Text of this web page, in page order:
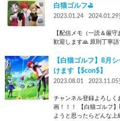
白猫ゴルフ⛳
2023.01.24 2024.01.29
【配信メモ（一読＆厳
歓迎します🙏 原則丁寧
【白猫ゴルフ】8月
けます【$con$】
2023.08.01 2023.11.05
チャンネル登録よろしく
画！！！ 【白猫ゴルフ
ようと思ったらどんな上